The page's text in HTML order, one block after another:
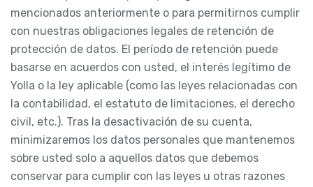
mencionados anteriormente o para permitirnos cumplir
con nuestras obligaciones legales de retención de
protección de datos. El período de retención puede
basarse en acuerdos con usted, el interés legítimo de
Yolla o la ley aplicable (como las leyes relacionadas con
la contabilidad, el estatuto de limitaciones, el derecho
civil, etc.). Tras la desactivación de su cuenta,
minimizaremos los datos personales que mantenemos
sobre usted solo a aquellos datos que debemos
conservar para cumplir con las leyes u otras razones